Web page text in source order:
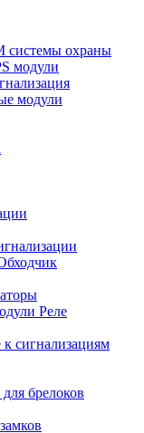
системы охраны
модули
модули
Реле
к сигнализациям
брелоков